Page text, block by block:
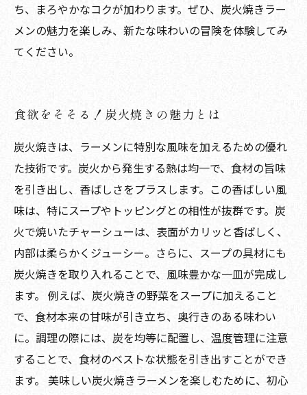
ち、まろやかなコクが加わります。ぜひ、炭火焼きラー
メンの魅力を楽しみ、新たな味わいの冒険を体験してみ
てください。
食欲をそそる！炭火焼きの魅力とは
炭火焼きは、ラーメンに特別な風味を加えるための優れ
た技術です。炭火から発生する熱は均一で、食材の旨味
を引き出し、香ばしさをプラスします。この香ばしい風
味は、特にスープやトッピングとの相性が抜群です。炭
火で焼いたチャーシューは、表面がカリッと香ばしく、
内部は柔らかくジューシー。さらに、スープの具材にも
炭火焼きを取り入れることで、風味豊かな一皿が完成し
ます。 例えば、炭火焼きの野菜をスープに加えること
で、食材本来の甘味が引き立ち、奥行きのある味わい
に。調理の際には、炭を均等に配置し、温度管理に注意
することで、食材のベストな状態を引き出すことができ
ます。 美味しい炭火焼きラーメンを楽しむために、初心